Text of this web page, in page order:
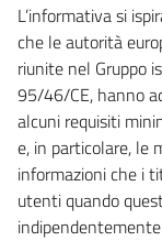
L’informativa si
che le autorità
riunite nel Gruppo
95/46/CE, hanno
alcuni requisiti
e, in particolare, le
informazioni che i
utenti quando